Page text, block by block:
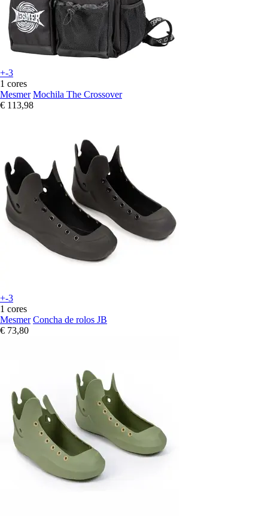
+-3
1 cores
Mesmer Mochila The Crossover
€ 113,98
+-3
1 cores
Mesmer Concha de rolos JB
€ 73,80